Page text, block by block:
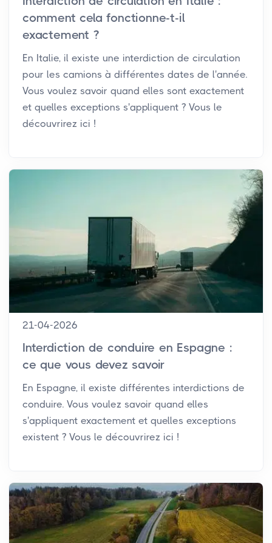
comment cela fonctionne-t-il
exactement ?
En Italie, il existe une interdiction de circulation
pour les camions à différentes dates de l'année.
Vous voulez savoir quand elles sont exactement
et quelles exceptions s'appliquent ? Vous le
découvrirez ici !
21-04-2026
Interdiction de conduire en Espagne :
ce que vous devez savoir
En Espagne, il existe différentes interdictions de
conduire. Vous voulez savoir quand elles
s'appliquent exactement et quelles exceptions
existent ? Vous le découvrirez ici !